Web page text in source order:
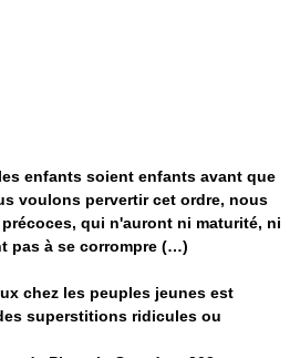
enfants soient enfants avant que
voulons pervertir cet ordre, nous
qui n'auront ni maturité, ni
pas à se corrompre (…)
chez les peuples jeunes est
superstitions ridicules ou